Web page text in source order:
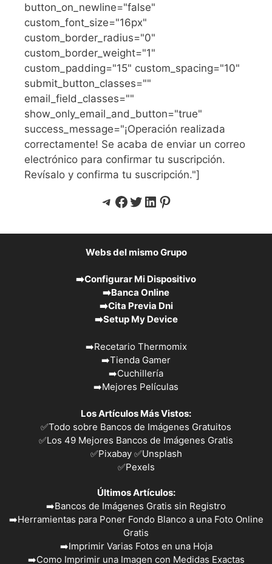
button_on_newline="false"
custom_font_size="16px"
custom_border_radius="0"
custom_border_weight="1"
custom_padding="15" custom_spacing="10"
submit_button_classes=""
email_field_classes=""
show_only_email_and_button="true"
success_message="¡Operación realizada
correctamente! Se acaba de enviar un correo
electrónico para confirmar tu suscripción.
Revísalo y confirma tu suscripción."]
Telegram
Facebook
Twitter
LinkedIn
Pinterest
Webs del mismo Grupo
➡️Configurar Mi Dispositivo
➡️Banca Online
➡️Cita Previa Dni
➡️Setup My Device
➡️Recetario Thermomix
➡️Tienda Gamer
➡️Cuchillería
➡️Mejores Películas
Los Artículos Más Vistos:
✅Todo sobre Bancos de Imágenes Gratuitos
✅Los 49 Mejores Bancos de Imágenes Gratis
✅Pixabay ✅Unsplash
✅Pexels
Últimos Artículos:
➡️Bancos de Imágenes Gratis sin Registro
➡️Herramientas para Poner Fondo Blanco a una Foto Online
Gratis
➡️Imprimir Varias Fotos en una Hoja
➡️Como Imprimir una Imagen con Medidas Exactas